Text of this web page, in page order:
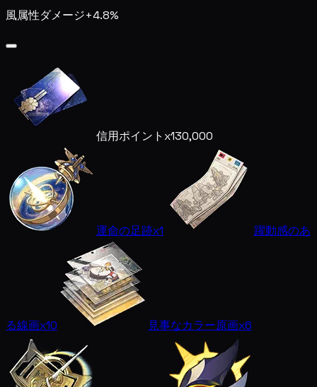
風属性ダメージ+4.8%
信用ポイント x130,000
運命の足跡x1 躍動感のあ
る線画x10 見事なカラー原画x6